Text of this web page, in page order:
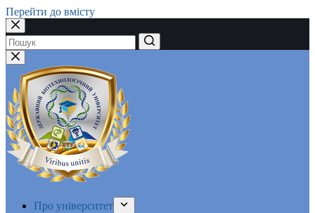
Перейти до вмісту
Немає
результатів
Про університет